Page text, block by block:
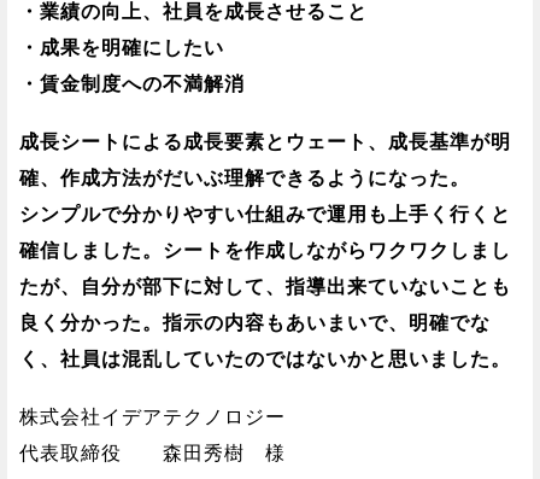
・業績の向上、社員を成長させること
・成果を明確にしたい
・賃金制度への不満解消
成長シートによる成長要素とウェート、成長基準が明
確、作成方法がだいぶ理解できるようになった。
シンプルで分かりやすい仕組みで運用も上手く行くと
確信しました。シートを作成しながらワクワクしまし
たが、自分が部下に対して、指導出来ていないことも
良く分かった。指示の内容もあいまいで、明確でな
く、社員は混乱していたのではないかと思いました。
株式会社イデアテクノロジー
代表取締役 森田秀樹 様